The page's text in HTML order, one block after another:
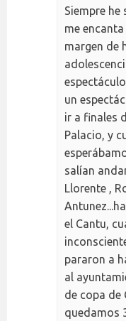
Siempre
me
margen de
un
ir a finales
Palacio, y
salían
Llorente ,
el Cantu,
pararon a
al
de copa de
quedamos